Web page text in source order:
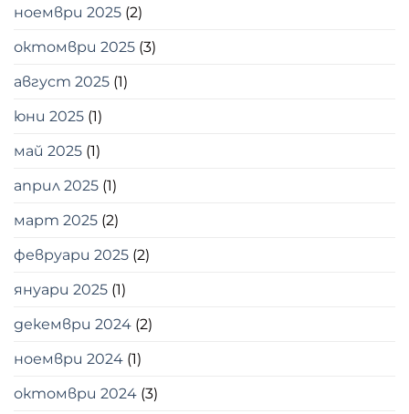
ноември 2025 (2)
октомври 2025 (3)
август 2025 (1)
юни 2025 (1)
май 2025 (1)
април 2025 (1)
март 2025 (2)
февруари 2025 (2)
януари 2025 (1)
декември 2024 (2)
ноември 2024 (1)
октомври 2024 (3)